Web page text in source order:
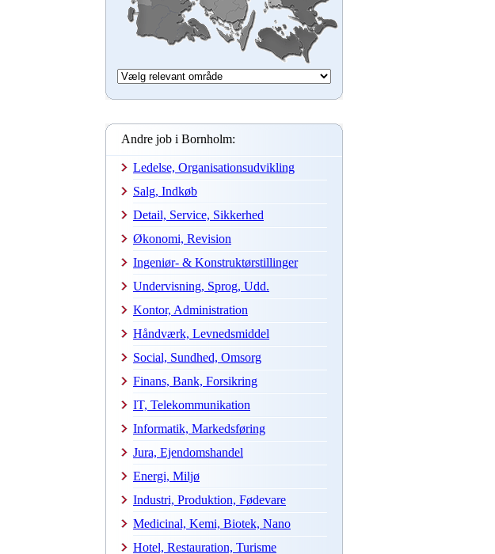
Andre job i Bornholm:
Ledelse, Organisationsudvikling
Salg, Indkøb
Detail, Service, Sikkerhed
Økonomi, Revision
Ingeniør- & Konstruktørstillinger
Undervisning, Sprog, Udd.
Kontor, Administration
Håndværk, Levnedsmiddel
Social, Sundhed, Omsorg
Finans, Bank, Forsikring
IT, Telekommunikation
Informatik, Markedsføring
Jura, Ejendomshandel
Energi, Miljø
Industri, Produktion, Fødevare
Medicinal, Kemi, Biotek, Nano
Hotel, Restauration, Turisme